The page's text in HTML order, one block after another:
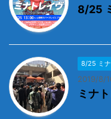
8/25
8/25 ミ
2019/8/
ミナ